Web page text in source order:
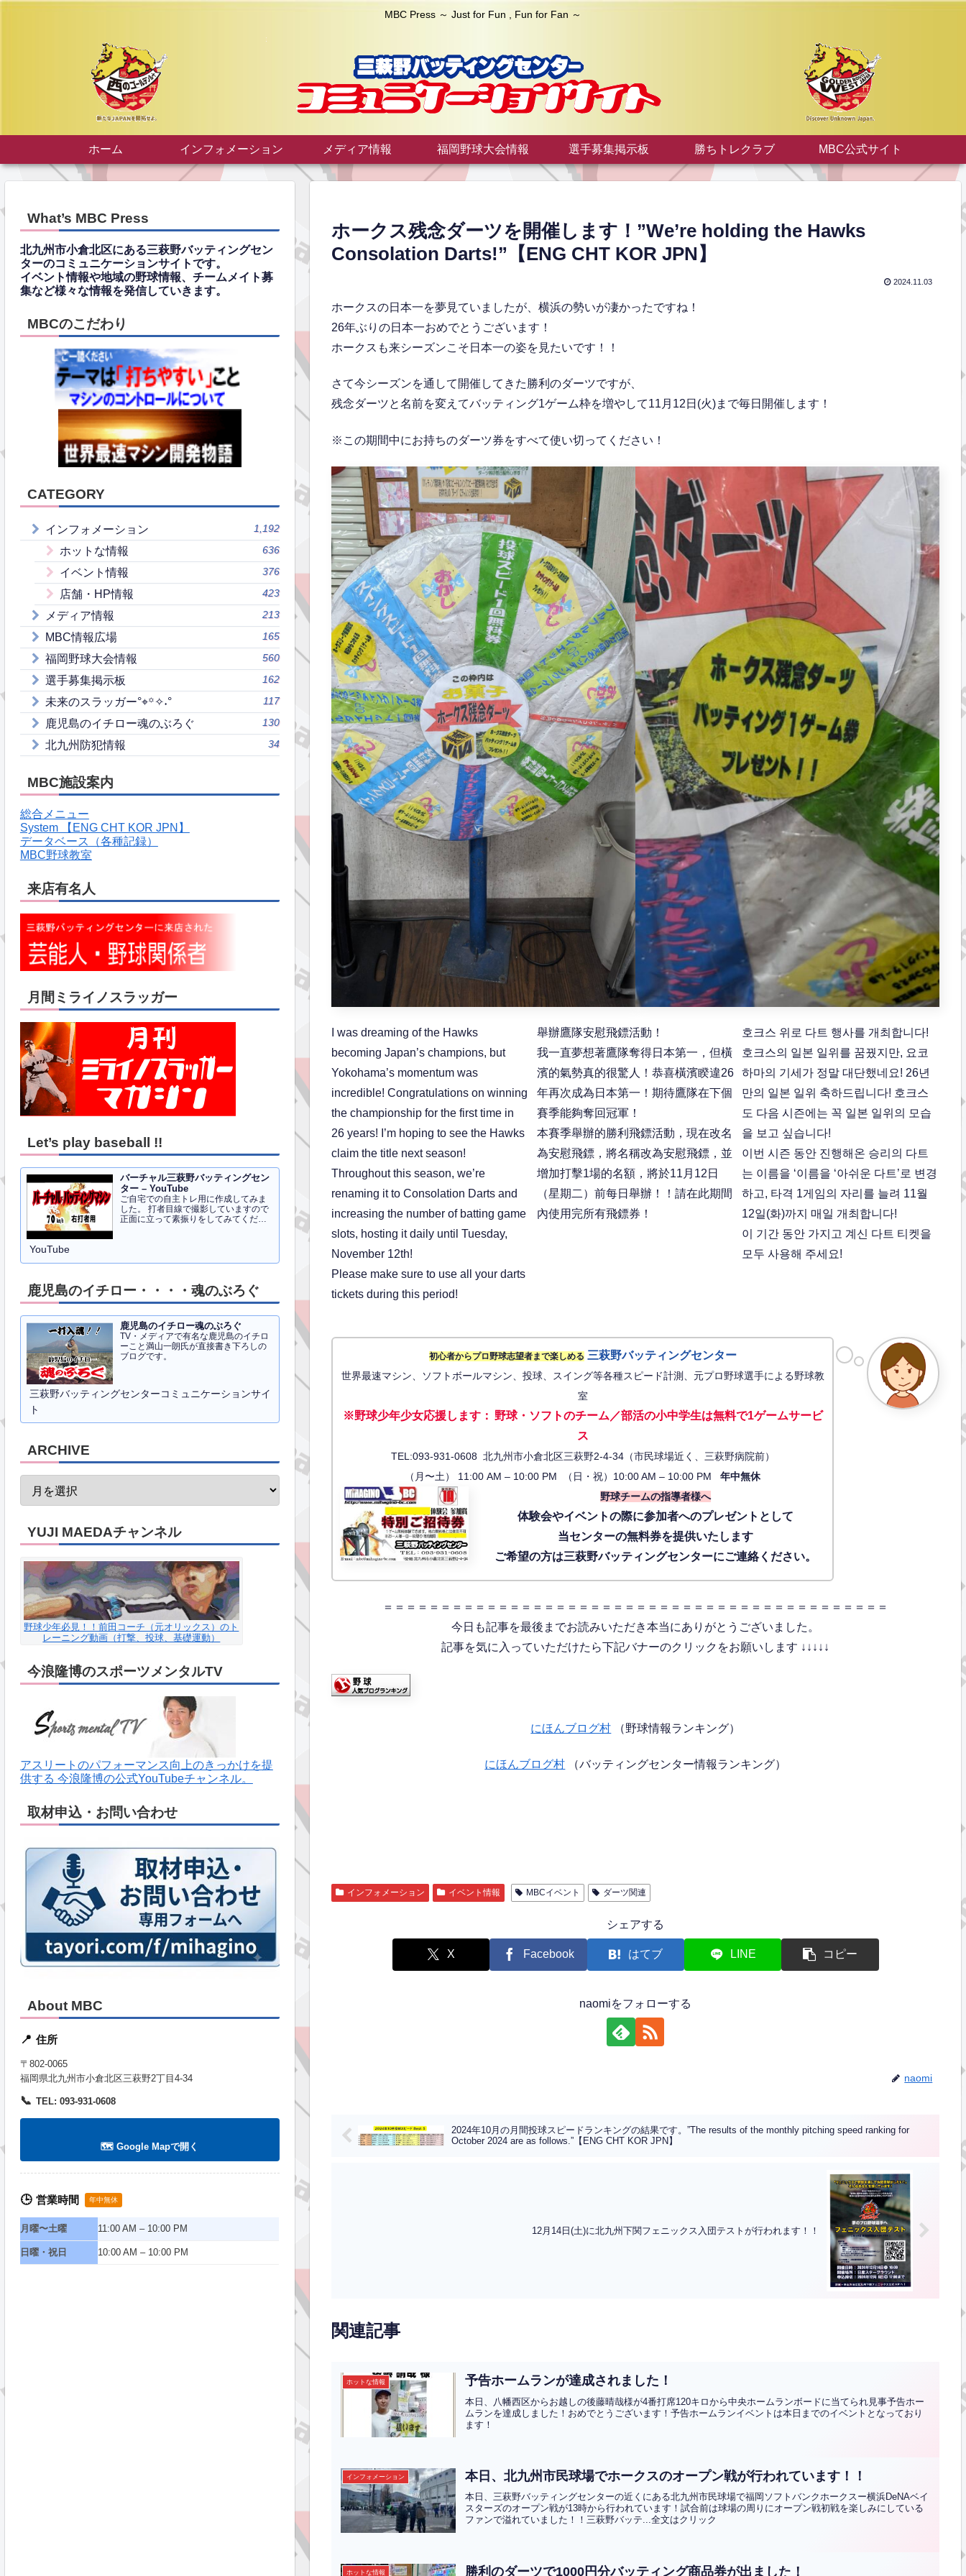
MBC Press ～ Just for Fun , Fun for Fan ～
ホーム インフォメーション メディア情報 福岡野球大会情報 選手募集掲示板 勝ちトレクラブ MBC公式サイト
ホークス残念ダーツを開催します！”We’re holding the Hawks
Consolation Darts!”【ENG CHT KOR JPN】
2024.11.03
ホークスの日本一を夢見ていましたが、横浜の勢いが凄かったですね！
26年ぶりの日本一おめでとうございます！
ホークスも来シーズンこそ日本一の姿を見たいです！！
さて今シーズンを通して開催してきた勝利のダーツですが、
残念ダーツと名前を変えてバッティング1ゲーム枠を増やして11月12日(火)まで毎日開催します！
※この期間中にお持ちのダーツ券をすべて使い切ってください！
I was dreaming of the Hawks
becoming Japan’s champions, but
Yokohama’s momentum was
incredible! Congratulations on winning
the championship for the first time in
26 years! I’m hoping to see the Hawks
claim the title next season!
Throughout this season, we’re
renaming it to Consolation Darts and
increasing the number of batting game
slots, hosting it daily until Tuesday,
November 12th!
Please make sure to use all your darts
tickets during this period!
舉辦鷹隊安慰飛鏢活動！
我一直夢想著鷹隊奪得日本第一，但橫
濱的氣勢真的很驚人！恭喜橫濱睽違26
年再次成為日本第一！期待鷹隊在下個
賽季能夠奪回冠軍！
本賽季舉辦的勝利飛鏢活動，現在改名
為安慰飛鏢，將名稱改為安慰飛鏢，並
增加打擊1場的名額，將於11月12日
（星期二）前每日舉辦！！請在此期間
內使用完所有飛鏢券！
호크스 위로 다트 행사를 개최합니다!
호크스의 일본 일위를 꿈꿨지만, 요코
하마의 기세가 정말 대단했네요! 26년
만의 일본 일위 축하드립니다! 호크스
도 다음 시즌에는 꼭 일본 일위의 모습
을 보고 싶습니다!
이번 시즌 동안 진행해온 승리의 다트
는 이름을 ‘이름을 ‘아쉬운 다트’로 변경
하고, 타격 1게임의 자리를 늘려 11월
12일(화)까지 매일 개최합니다!
이 기간 동안 가지고 계신 다트 티켓을
모두 사용해 주세요!
初心者からプロ野球志望者まで楽しめる 三萩野バッティングセンター
世界最速マシン、ソフトボールマシン、投球、スイング等各種スピード計測、元プロ野球選手による野球教
室
※野球少年少女応援します： 野球・ソフトのチーム／部活の小中学生は無料で1ゲームサービ
ス
TEL:093-931-0608 北九州市小倉北区三萩野2-4-34（市民球場近く、三萩野病院前）
（月〜土） 11:00 AM – 10:00 PM （日・祝）10:00 AM – 10:00 PM年中無休
野球チームの指導者様へ
体験会やイベントの際に参加者へのプレゼントとして
当センターの無料券を提供いたします
ご希望の方は三萩野バッティングセンターにご連絡ください。
＝＝＝＝＝＝＝＝＝＝＝＝＝＝＝＝＝＝＝＝＝＝＝＝＝＝＝＝＝＝＝＝＝＝＝＝＝＝＝＝＝＝＝＝
今日も記事を最後までお読みいただき本当にありがとうございました。
記事を気に入っていただけたら下記バナーのクリックをお願いします ↓↓↓↓↓
にほんブログ村 （野球情報ランキング）
にほんブログ村 （バッティングセンター情報ランキング）
インフォメーション イベント情報 MBCイベント ダーツ関連
シェアする
X Facebook はてブ LINE コピー
naomiをフォローする
naomi
2024年10月の月間投球スピードランキングの結果です。”The results of the monthly pitching speed ranking for
October 2024 are as follows.”【ENG CHT KOR JPN】
12月14日(土)に北九州下関フェニックス入団テストが行われます！！
関連記事
ホットな情報 予告ホームランが達成されました！
本日、八幡西区からお越しの後藤晴哉様が4番打席120キロから中央ホームランボードに当てられ見事予告ホー
ムランを達成しました！おめでとうございます！予告ホームランイベントは本日までのイベントとなっており
ます！
インフォメーション 本日、北九州市民球場でホークスのオープン戦が行われています！！
本日、三萩野バッティングセンターの近くにある北九州市民球場で福岡ソフトバンクホークスー横浜DeNAベイ
スターズのオープン戦が13時から行われています！試合前は球場の周りにオープン戦初戦を楽しみにしている
ファンで溢れていました！！三萩野バッテ...全文はクリック
ホットな情報 勝利のダーツで1000円分バッティング商品券が出ました！
What’s MBC Press
北九州市小倉北区にある三萩野バッティングセン
ターのコミュニケーションサイトです。
イベント情報や地域の野球情報、チームメイト募
集など様々な情報を発信していきます。
MBCのこだわり
CATEGORY
インフォメーション 1,192
ホットな情報 636
イベント情報 376
店舗・HP情報 423
メディア情報 213
MBC情報広場 165
福岡野球大会情報 560
選手募集掲示板 162
未来のスラッガー°⌖꙳✧˖° 117
鹿児島のイチロー魂のぶろぐ 130
北九州防犯情報 34
MBC施設案内
総合メニュー
System 【ENG CHT KOR JPN】
データベース（各種記録）
MBC野球教室
来店有名人
月間ミライノスラッガー
Let’s play baseball !!
バーチャル三萩野バッティングセン
ター – YouTube
ご自宅での自主トレ用に作成してみま
した。 打者目線で撮影していますので
正面に立って素振りをしてみてくださ
YouTube
鹿児島のイチロー・・・・魂のぶろぐ
鹿児島のイチロー魂のぶろぐ
TV・メディアで有名な鹿児島のイチロ
ーこと満山一朗氏が直接書き下ろしの
ブログです。
三萩野バッティングセンターコミュニケーションサイ
ト
ARCHIVE
YUJI MAEDAチャンネル
野球少年必見！！前田コーチ（元オリックス）のト
レーニング動画（打撃、投球、基礎運動）
今浪隆博のスポーツメンタルTV
アスリートのパフォーマンス向上のきっかけを提
供する 今浪隆博の公式YouTubeチャンネル。
取材申込・お問い合わせ
About MBC
📍 住所
〒802-0065
福岡県北九州市小倉北区三萩野2丁目4-34
📞 TEL: 093-931-0608
🗺️ Google Mapで開く
🕒 営業時間 年中無休
月曜〜土曜 11:00 AM – 10:00 PM
日曜・祝日 10:00 AM – 10:00 PM